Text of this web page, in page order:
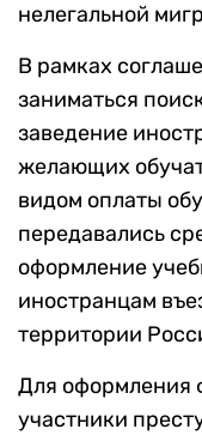
нелегальной
В рамках
заниматься
заведение
желающих
видом оплаты
передавались
оформление
иностранцам
территории
Для оформления
участники